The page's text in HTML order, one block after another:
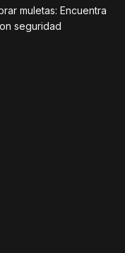
muletas: Encuentra
seguridad